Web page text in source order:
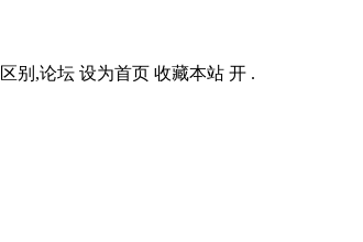
别,论坛 设为首页 收藏本站 开 .